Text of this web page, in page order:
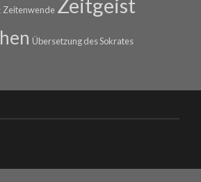
Zeitenwende Zeitgeist
Übersetzung des Sokrates